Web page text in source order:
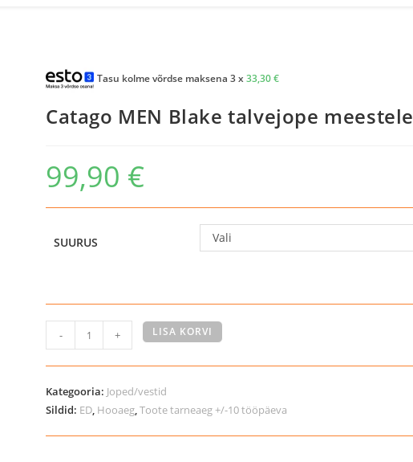
Tasu kolme võrdse maksena 3 x33,30€
Catago MEN Blake talvejope meestele
99,90 €
SUURUS Vali
MEN
Blake
talvejope
meestele
- + LISA KORVI
Kategooria: Joped/vestid
Sildid: ED, Hooaeg,Toote tarneaeg +/-10 tööpäeva